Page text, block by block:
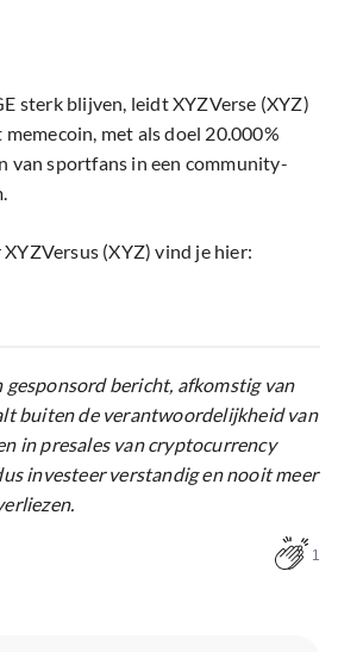
sterk blijven, leidt XYZVerse (XYZ)
met als doel 20.000%
van sportfans in een community-
(XYZ) vind je hier:
bericht, afkomstig van
buiten de verantwoordelijkheid van
in presales van cryptocurrency
investeer verstandig en nooit meer
1